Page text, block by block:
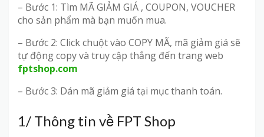
– Bước 1: Tìm MÃ GIẢM GIÁ , COUPON, VOUCHER
cho sản phẩm mà bạn muốn mua.
– Bước 2: Click chuột vào COPY MÃ, mã giảm giá sẽ
tự động copy và truy cập thẳng đến trang web
fptshop.com
– Bước 3: Dán mã giảm giá tại mục thanh toán.
1/ Thông tin về FPT Shop